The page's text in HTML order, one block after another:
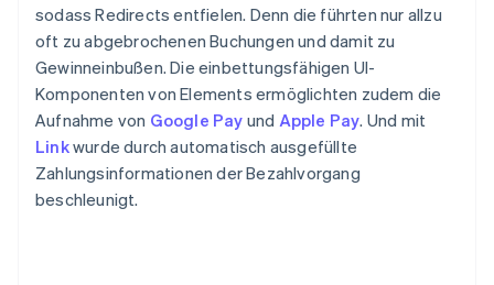
sodass Redirects entfielen. Denn die führten nur allzu
oft zu abgebrochenen Buchungen und damit zu
Gewinneinbußen. Die einbettungsfähigen UI-
Komponenten von Elements ermöglichten zudem die
Aufnahme von Google Pay und Apple Pay. Und mit
Linkwurde durch automatisch ausgefüllte
Zahlungsinformationen der Bezahlvorgang
beschleunigt.